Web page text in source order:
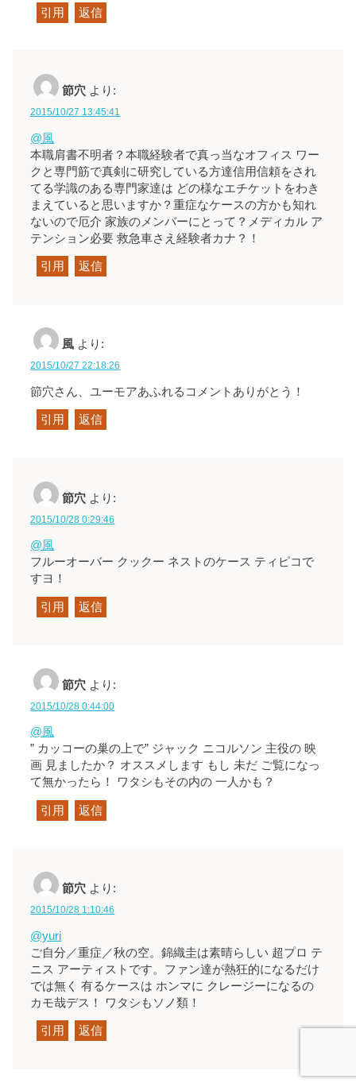
引用 返信
節穴 より:
2015/10/27 13:45:41
@風
本職肩書不明者？本職経験者で真っ当なオフィス ワー
クと専門筋で真剣に研究している方達信用信頼をされ
てる学識のある専門家達は どの様なエチケットをわき
まえていると思いますか？重症なケースの方かも知れ
ないので厄介 家族のメンバーにとって？メディカル ア
テンション必要 救急車さえ経験者カナ？！
引用 返信
風 より:
2015/10/27 22:18:26
節穴さん、ユーモアあふれるコメントありがとう！
引用 返信
節穴 より:
2015/10/28 0:29:46
@風
フルーオーバー クックー ネストのケース ティピコで
すヨ！
引用 返信
節穴 より:
2015/10/28 0:44:00
@風
” カッコーの巢の上で” ジャック ニコルソン 主役の 映
画 見ましたか？ オススメします もし 未だ ご覧になっ
て無かったら！ ワタシもその内の 一人かも？
引用 返信
節穴 より:
2015/10/28 1:10:46
@yuri
ご自分／重症／秋の空。錦織圭は素晴らしい 超プロ テ
ニス アーティストです。ファン達が熱狂的になるだけ
では無く 有るケースは ホンマに クレージーになるの
カモ哉デス！ ワタシもソノ類！
引用 返信